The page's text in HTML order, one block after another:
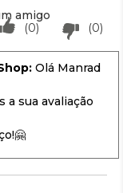
amigo
(0)
(0)
Olá Manrad
a sua avaliação